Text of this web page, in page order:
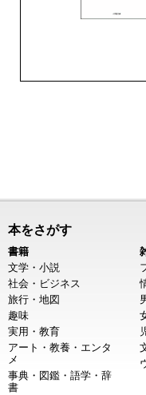
本をさがす
書籍
文学・小説
社会・ビジネス
旅行・地図
趣味
実用・教育
アート・教養・エンタ
メ
事典・図鑑・語学・辞
書